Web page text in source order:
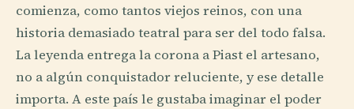
comienza, como tantos viejos reinos, con una
historia demasiado teatral para ser del todo falsa.
La leyenda entrega la corona a Piast el artesano,
no a algún conquistador reluciente, y ese detalle
importa. A este país le gustaba imaginar el poder